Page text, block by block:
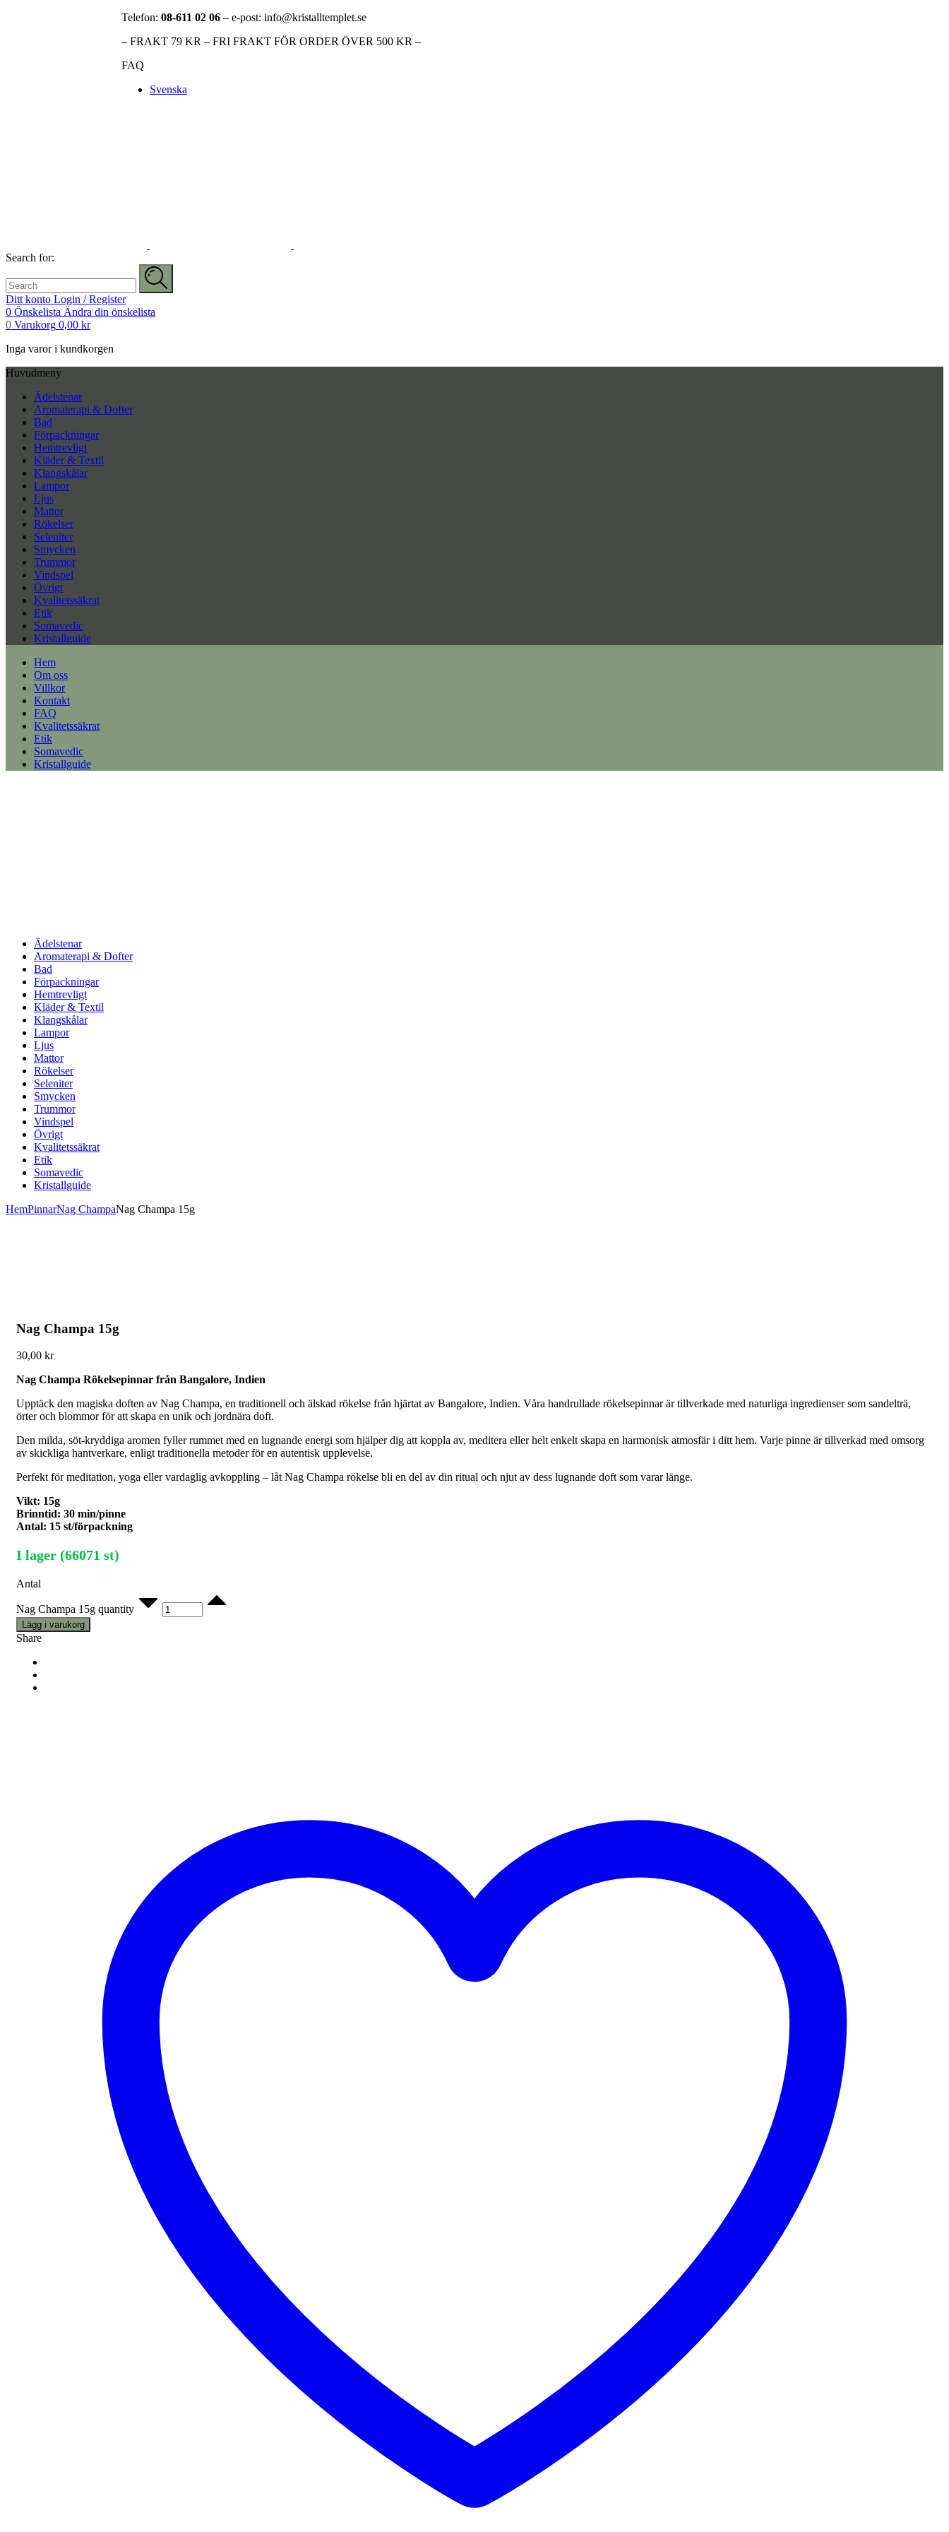
Telefon: 08-611 02 06 – e-post: info@kristalltemplet.se
– FRAKT 79 KR – FRI FRAKT FÖR ORDER ÖVER 500 KR –
FAQ
Svenska
Search for:
Ditt konto Login / Register
0 Önskelista Ändra din önskelista
0 Varukorg 0,00 kr
Inga varor i kundkorgen
Huvudmeny
Ädelstenar
Aromaterapi & Dofter
Bad
Förpackningar
Hemtrevligt
Kläder & Textil
Klangskålar
Lampor
Ljus
Mattor
Rökelser
Seleniter
Smycken
Trummor
Vindspel
Övrigt
Kvalitetssäkrat
Etik
Somavedic
Kristallguide
Hem
Om oss
Villkor
Kontakt
FAQ
Kvalitetssäkrat
Etik
Somavedic
Kristallguide
Ädelstenar
Aromaterapi & Dofter
Bad
Förpackningar
Hemtrevligt
Kläder & Textil
Klangskålar
Lampor
Ljus
Mattor
Rökelser
Seleniter
Smycken
Trummor
Vindspel
Övrigt
Kvalitetssäkrat
Etik
Somavedic
Kristallguide
HemPinnarNag ChampaNag Champa 15g
Nag Champa 15g
30,00 kr
Nag Champa Rökelsepinnar från Bangalore, Indien
Upptäck den magiska doften av Nag Champa, en traditionell och älskad rökelse från hjärtat av Bangalore, Indien. Våra handrullade rökelsepinnar är tillverkade med naturliga ingredienser som sandelträ,
örter och blommor för att skapa en unik och jordnära doft.
Den milda, söt-kryddiga aromen fyller rummet med en lugnande energi som hjälper dig att koppla av, meditera eller helt enkelt skapa en harmonisk atmosfär i ditt hem. Varje pinne är tillverkad med omsorg
av skickliga hantverkare, enligt traditionella metoder för en autentisk upplevelse.
Perfekt för meditation, yoga eller vardaglig avkoppling – låt Nag Champa rökelse bli en del av din ritual och njut av dess lugnande doft som varar länge.
Vikt: 15g
Brinntid: 30 min/pinne
Antal: 15 st/förpackning
I lager (66071 st)
Antal
Nag Champa 15g quantity
Lägg i varukorg
Share